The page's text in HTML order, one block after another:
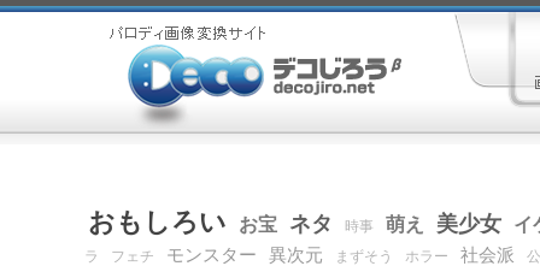
おもしろい お宝 ネタ 時事 萌え 美少女 イ
ラ フェチ モンスター 異次元 まずそう ホラー 社会派